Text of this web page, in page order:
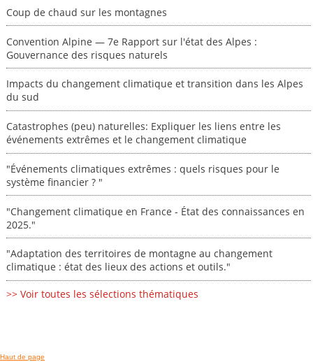
Coup de chaud sur les montagnes
Convention Alpine — 7e Rapport sur l'état des Alpes :
Gouvernance des risques naturels
Impacts du changement climatique et transition dans les Alpes
du sud
Catastrophes (peu) naturelles: Expliquer les liens entre les
événements extrêmes et le changement climatique
"Événements climatiques extrêmes : quels risques pour le
système financier ? "
"Changement climatique en France - État des connaissances en
2025."
"Adaptation des territoires de montagne au changement
climatique : état des lieux des actions et outils."
>> Voir toutes les sélections thématiques
Haut de page